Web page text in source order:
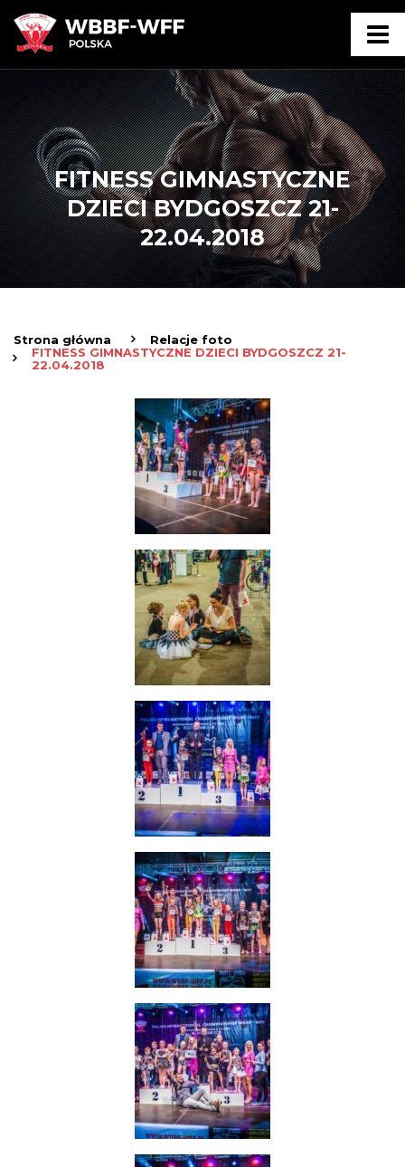
FITNESS GIMNASTYCZNE
DZIECI BYDGOSZCZ 21-
22.04.2018
Strona główna
Relacje foto
FITNESS GIMNASTYCZNE DZIECI BYDGOSZCZ 21-
22.04.2018